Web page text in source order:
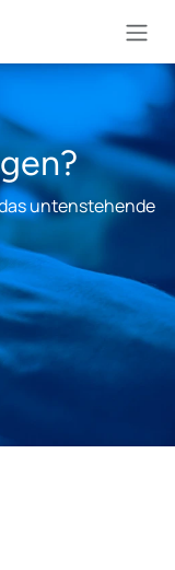
untenstehende